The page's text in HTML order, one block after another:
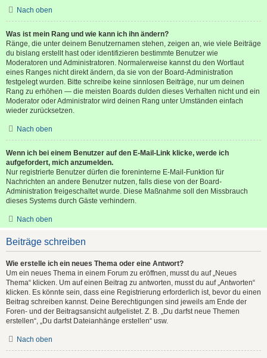
Nach oben
Was ist mein Rang und wie kann ich ihn ändern?
Ränge, die unter deinem Benutzernamen stehen, zeigen an, wie viele Beiträge
du bislang erstellt hast oder identifizieren bestimmte Benutzer wie
Moderatoren und Administratoren. Normalerweise kannst du den Wortlaut
eines Ranges nicht direkt ändern, da sie von der Board-Administration
festgelegt wurden. Bitte schreibe keine sinnlosen Beiträge, nur um deinen
Rang zu erhöhen — die meisten Boards dulden dieses Verhalten nicht und ein
Moderator oder Administrator wird deinen Rang unter Umständen einfach
wieder zurücksetzen.
Nach oben
Wenn ich bei einem Benutzer auf den E-Mail-Link klicke, werde ich
aufgefordert, mich anzumelden.
Nur registrierte Benutzer dürfen die foreninterne E-Mail-Funktion für
Nachrichten an andere Benutzer nutzen, falls diese von der Board-
Administration freigeschaltet wurde. Diese Maßnahme soll den Missbrauch
dieses Systems durch Gäste verhindern.
Nach oben
Beiträge schreiben
Wie erstelle ich ein neues Thema oder eine Antwort?
Um ein neues Thema in einem Forum zu eröffnen, musst du auf „Neues
Thema“ klicken. Um auf einen Beitrag zu antworten, musst du auf „Antworten“
klicken. Es könnte sein, dass eine Registrierung erforderlich ist, bevor du einen
Beitrag schreiben kannst. Deine Berechtigungen sind jeweils am Ende der
Foren- und der Beitragsansicht aufgelistet. Z. B. „Du darfst neue Themen
erstellen“, „Du darfst Dateianhänge erstellen“ usw.
Nach oben